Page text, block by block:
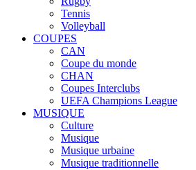
Tennis
Volleyball
COUPES
CAN
Coupe du monde
CHAN
Coupes Interclubs
UEFA Champions League
MUSIQUE
Culture
Musique
Musique urbaine
Musique traditionnelle